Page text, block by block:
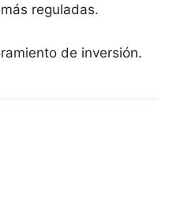
reguladas.
de inversión.